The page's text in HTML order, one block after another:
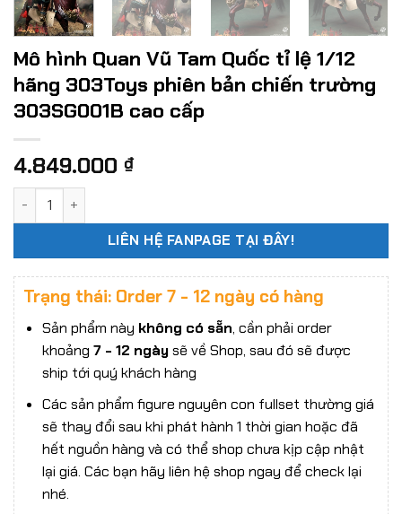
Mô hình Quan Vũ Tam Quốc tỉ lệ 1/12
hãng 303Toys phiên bản chiến trường
303SG001B cao cấp
4.849.000 ₫
LIÊN HỆ FANPAGE TẠI ĐÂY!
Trạng thái: Order 7 - 12 ngày có hàng
Sản phẩm này không có sẵn, cần phải order
khoảng 7 - 12 ngàysẽ về Shop, sau đó sẽ được
ship tới quý khách hàng
Các sản phẩm figure nguyên con fullset thường giá
sẽ thay đổi sau khi phát hành 1 thời gian hoặc đã
hết nguồn hàng và có thể shop chưa kịp cập nhật
lại giá. Các bạn hãy liên hệ shop ngay để check lại
nhé.